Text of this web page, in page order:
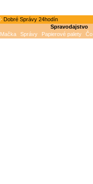
Dobré Správy 24hodín
Spravodajstvo
Mačka
Správy Papierové palety